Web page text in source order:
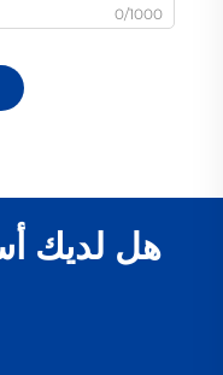
0/1000
هل لديك